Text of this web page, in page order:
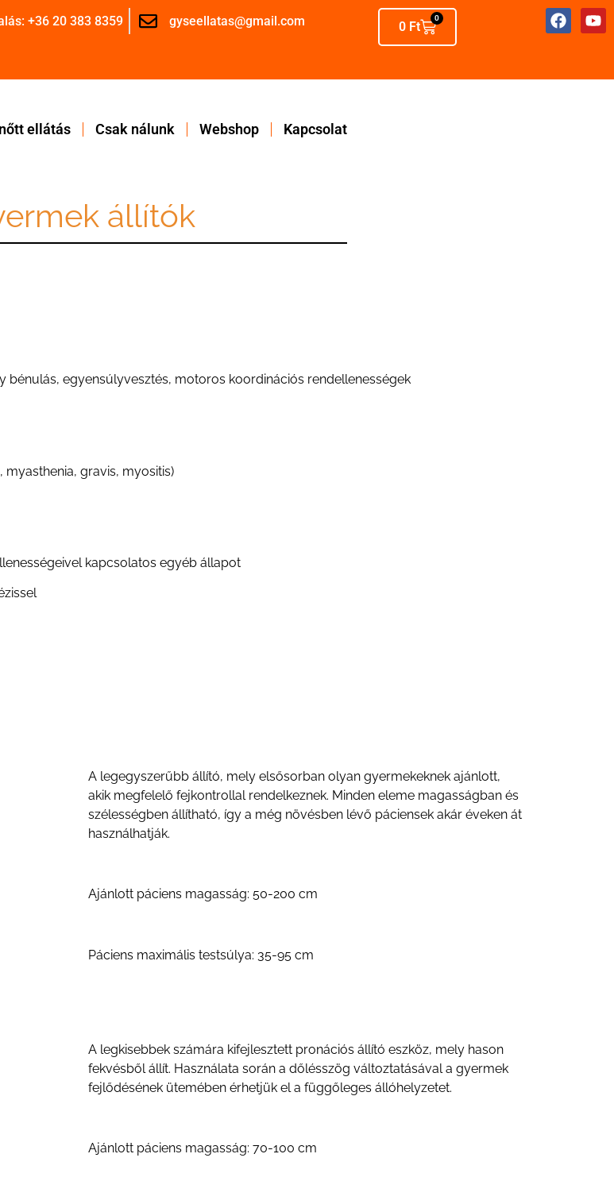
+36 20 383 8359
gyseellatas@gmail.com
0 Ft
0
ellátás Csak nálunk Webshop Kapcsolat
állítók
egyensúlyvesztés, motoros koordinációs rendellenességek
gravis, myositis)
kapcsolatos egyéb állapot
A legegyszerűbb állító, mely elsősorban olyan gyermekeknek ajánlott,
akik megfelelő fejkontrollal rendelkeznek. Minden eleme magasságban és
szélességben állítható, így a még növésben lévő páciensek akár éveken át
használhatják.
Ajánlott páciens magasság: 50-200 cm
Páciens maximális testsúlya: 35-95 cm
A legkisebbek számára kifejlesztett pronációs állító eszköz, mely hason
fekvésből állít. Használata során a dőlésszög változtatásával a gyermek
fejlődésének ütemében érhetjük el a függőleges állóhelyzetet.
Ajánlott páciens magasság: 70-100 cm